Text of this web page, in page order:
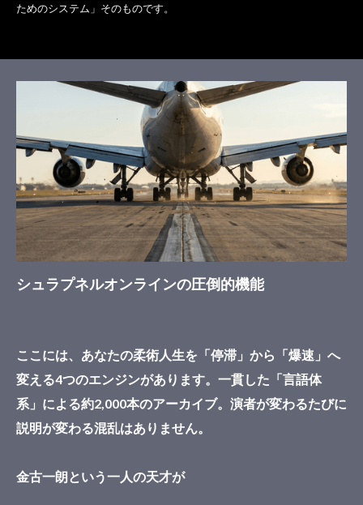
ためのシステム」そのものです。
シュラプネルオンラインの圧倒的機能
ここには、あなたの柔術人生を「停滞」から「爆速」へ
変える4つのエンジンがあります。一貫した「言語体
系」による約2,000本のアーカイブ。演者が変わるたびに
説明が変わる混乱はありません。
金古一朗という一人の天才が